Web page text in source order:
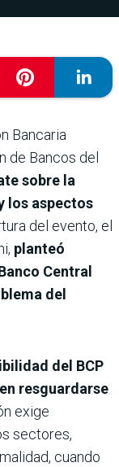
Bancaria
de Bancos del
sobre la
los aspectos
del evento, el
planteó
Central
del
del BCP
resguardarse
exige
sectores,
cuando